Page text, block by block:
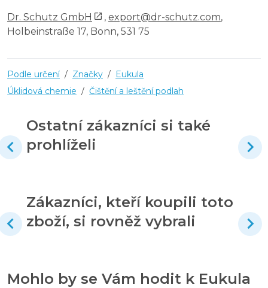
Dr. Schutz GmbH , export@dr-schutz.com,
Holbeinstraße 17, Bonn, 531 75
Podle určení / Značky / Eukula
Úklidová chemie / Čištění a leštění podlah
Ostatní zákazníci si také
prohlíželi
Zákazníci, kteří koupili toto
zboží, si rovněž vybrali
Mohlo by se Vám hodit k Eukula